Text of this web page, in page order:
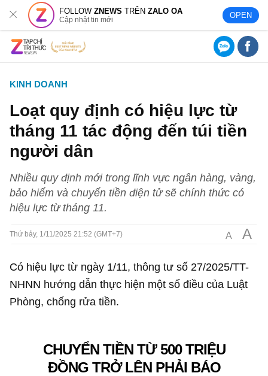
FOLLOWZNEWS TRÊNZALO OA
Cập nhật tin mới OPEN
KINH DOANH
Loạt quy định có hiệu lực từ
tháng 11 tác động đến túi tiền
người dân
Nhiều quy định mới trong lĩnh vực ngân hàng, vàng,
bảo hiểm và chuyển tiền điện tử sẽ chính thức có
hiệu lực từ tháng 11.
Thứ bảy, 1/11/2025 21:52 (GMT+7) A A
Có hiệu lực từ ngày 1/11, thông tư số 27/2025/TT-
NHNN hướng dẫn thực hiện một số điều của Luật
Phòng, chống rửa tiền.
CHUYỂN TIỀN TỪ 500 TRIỆU
ĐỒNG TRỞ LÊN PHẢI BÁO